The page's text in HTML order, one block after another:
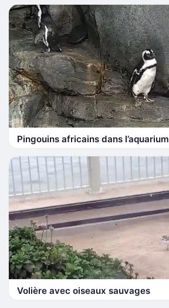
Pingouins africains dans l’aquarium
Volière avec oiseaux sauvages